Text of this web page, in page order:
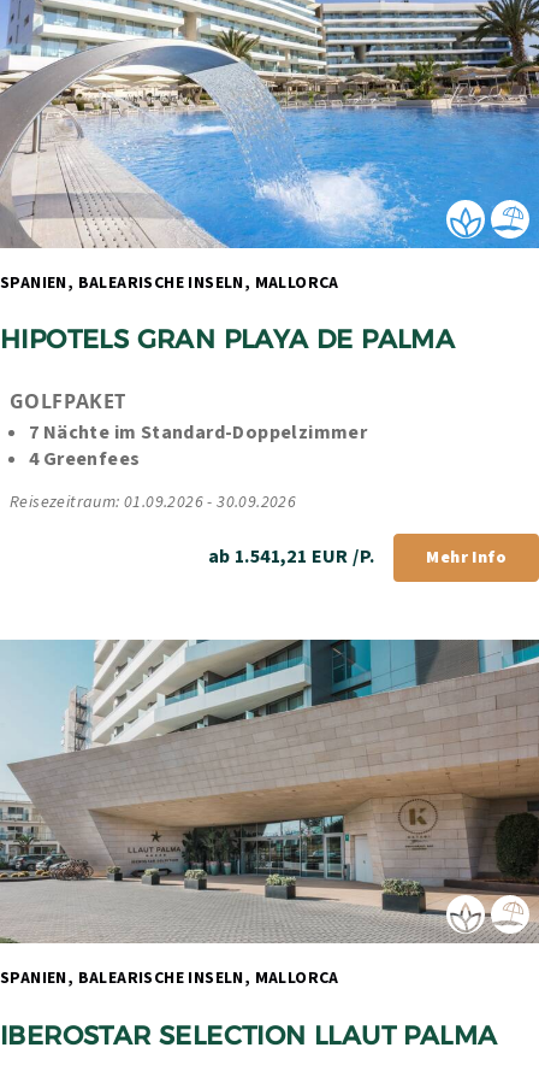
HIPOTELS GRAN PLAYA DE PALMA
GOLFPAKET
7 Nächte im Standard-Doppelzimmer
4 Greenfees
Reisezeitraum: 01.09.2026 - 30.09.2026
ab 1.541,21 EUR /P. Mehr Info
IBEROSTAR SELECTION LLAUT PALMA